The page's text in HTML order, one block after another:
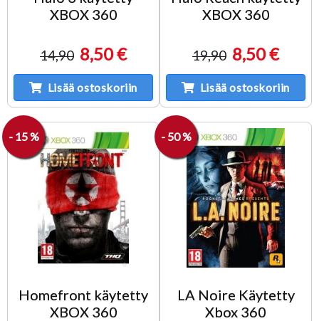
XBOX 360
14,90 8,50 €
Lisää ostoskoriin
XBOX 360
19,90 8,50 €
Lisää ostoskoriin
Homefront käytetty
XBOX 360
- 15 %
LA Noire Käytetty
Xbox 360
- 50 %